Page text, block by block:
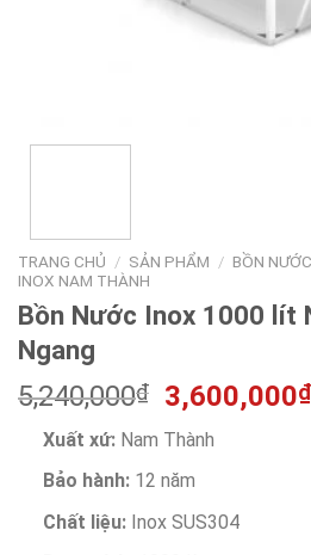
TRANG CHỦ / SẢN PHẨM / BỒN
INOX NAM THÀNH
Bồn Nước Inox 1000 lít
Ngang
5,240,000₫ 3,600,000₫
Xuất xứ:Nam Thành
Bảo hành:12 năm
Chất liệu:Inox SUS304